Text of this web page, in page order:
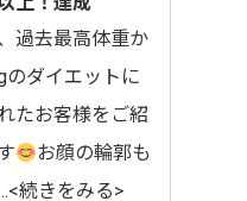
過去最高体重か
のダイエットに
たお客様をご紹
お顔の輪郭も
続きをみる>